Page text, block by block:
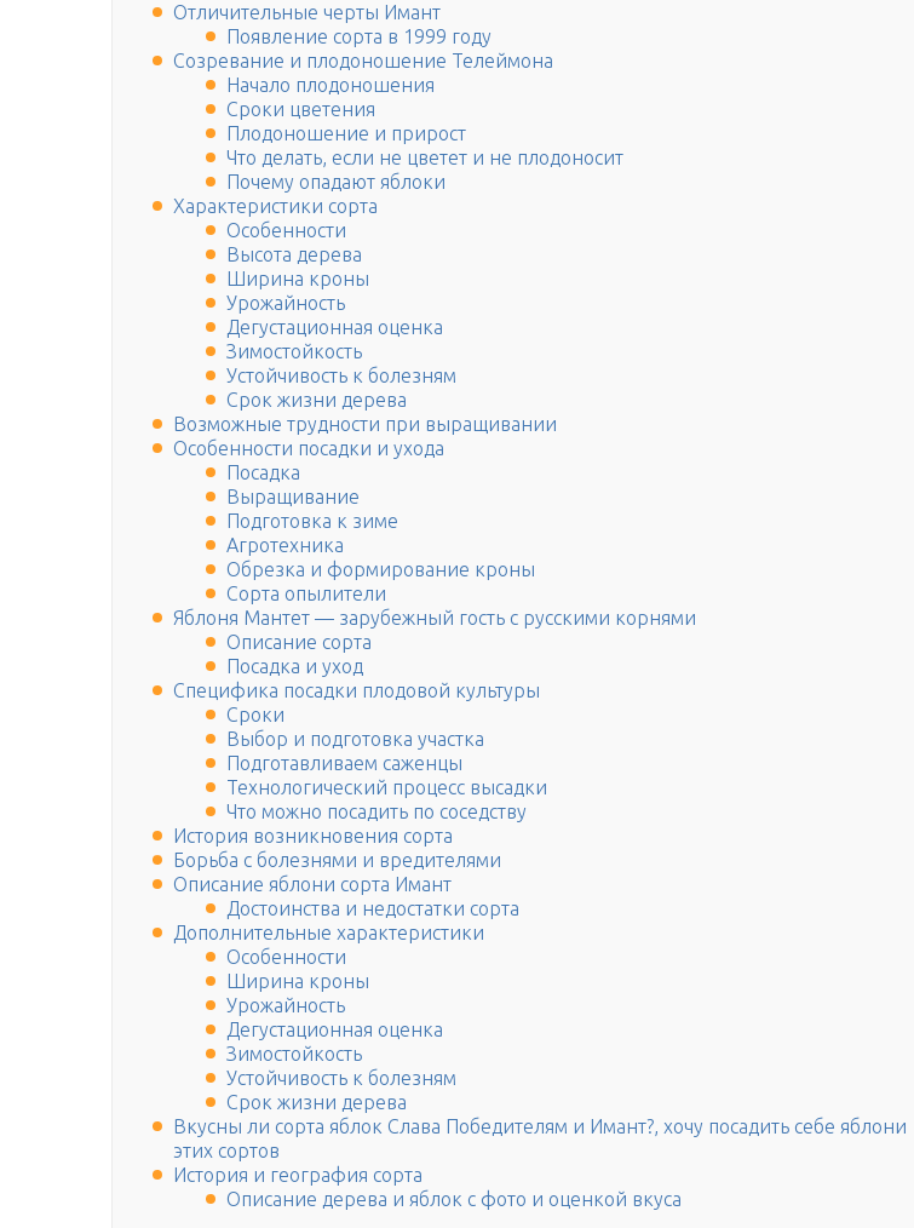
Отличительные черты Имант
Появление сорта в 1999 году
Созревание и плодоношение Телеймона
Начало плодоношения
Сроки цветения
Плодоношение и прирост
Что делать, если не цветет и не плодоносит
Почему опадают яблоки
Характеристики сорта
Особенности
Высота дерева
Ширина кроны
Урожайность
Дегустационная оценка
Зимостойкость
Устойчивость к болезням
Срок жизни дерева
Возможные трудности при выращивании
Особенности посадки и ухода
Посадка
Выращивание
Подготовка к зиме
Агротехника
Обрезка и формирование кроны
Сорта опылители
Яблоня Мантет — зарубежный гость с русскими корнями
Описание сорта
Посадка и уход
Специфика посадки плодовой культуры
Сроки
Выбор и подготовка участка
Подготавливаем саженцы
Технологический процесс высадки
Что можно посадить по соседству
История возникновения сорта
Борьба с болезнями и вредителями
Описание яблони сорта Имант
Достоинства и недостатки сорта
Дополнительные характеристики
Особенности
Ширина кроны
Урожайность
Дегустационная оценка
Зимостойкость
Устойчивость к болезням
Срок жизни дерева
Вкусны ли сорта яблок Слава Победителям и Имант?, хочу посадить себе яблони
этих сортов
История и география сорта
Описание дерева и яблок с фото и оценкой вкуса